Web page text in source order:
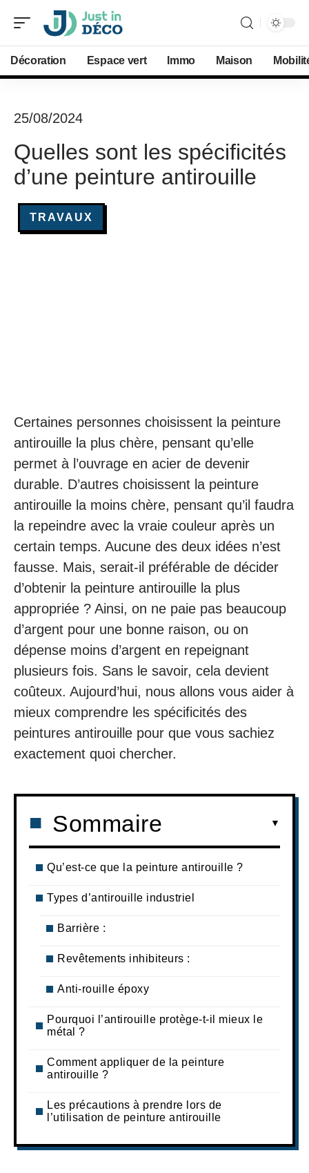
Décoration Espace vert Immo Maison
25/08/2024
Quelles sont les spécificités
d’une peinture antirouille
TRAVAUX
Certaines personnes choisissent la peinture
antirouille la plus chère, pensant qu’elle
permet à l’ouvrage en acier de devenir
durable. D’autres choisissent la peinture
antirouille la moins chère, pensant qu’il faudra
la repeindre avec la vraie couleur après un
certain temps. Aucune des deux idées n’est
fausse. Mais, serait-il préférable de décider
d’obtenir la peinture antirouille la plus
appropriée ? Ainsi, on ne paie pas beaucoup
d’argent pour une bonne raison, ou on
dépense moins d’argent en repeignant
plusieurs fois. Sans le savoir, cela devient
coûteux. Aujourd’hui, nous allons vous aider à
mieux comprendre les spécificités des
peintures antirouille pour que vous sachiez
exactement quoi chercher.
Sommaire
Qu’est-ce que la peinture antirouille ?
Types d’antirouille industriel
Barrière :
Revêtements inhibiteurs :
Anti-rouille époxy
Pourquoi l’antirouille protège-t-il mieux le
métal ?
Comment appliquer de la peinture
antirouille ?
Les précautions à prendre lors de
l’utilisation de peinture antirouille